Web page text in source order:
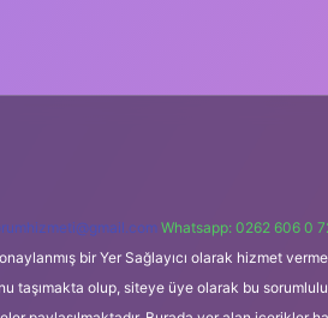
Whatsapp: 0262 606 0
bir Yer Sağlayıcı olarak hizmet
olup, siteye üye olarak bu